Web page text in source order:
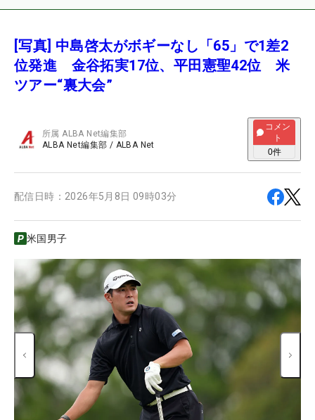
[写真] 中島啓太がボギーなし「65」で1差2
位発進 金谷拓実17位、平田憲聖42位 米
ツアー“裏大会”
所属ALBA Net編集部
ALBA Net編集部 / ALBA Net
コメン
ト
0件
配信日時： 2026年5月8日 09時03分
米国男子